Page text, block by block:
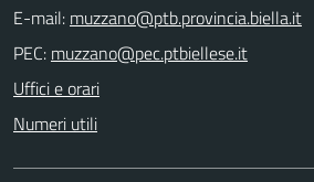
E-mail:
PEC:
Uffici e orari
Numeri utili